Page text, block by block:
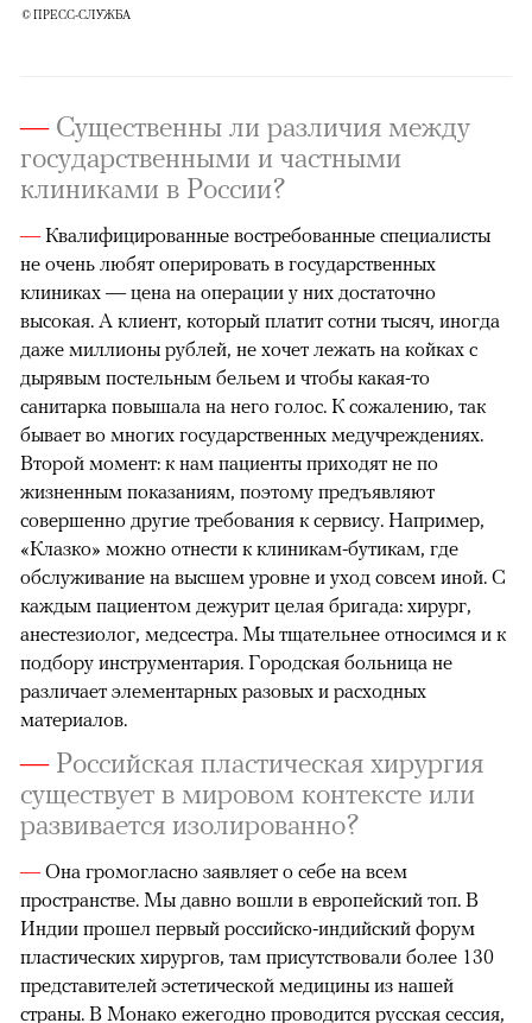
© ПРЕСС-СЛУЖБА
—Существенны ли различия между
государственными и частными
клиниками в России?
— Квалифицированные востребованные специалисты
не очень любят оперировать в государственных
клиниках — цена на операции у них достаточно
высокая. А клиент, который платит сотни тысяч, иногда
даже миллионы рублей, не хочет лежать на койках с
дырявым постельным бельем и чтобы какая-то
санитарка повышала на него голос. К сожалению, так
бывает во многих государственных медучреждениях.
Второй момент: к нам пациенты приходят не по
жизненным показаниям, поэтому предъявляют
совершенно другие требования к сервису. Например,
«Клазко» можно отнести к клиникам-бутикам, где
обслуживание на высшем уровне и уход совсем иной. С
каждым пациентом дежурит целая бригада: хирург,
анестезиолог, медсестра. Мы тщательнее относимся и к
подбору инструментария. Городская больница не
различает элементарных разовых и расходных
материалов.
—Российская пластическая хирургия
существует в мировом контексте или
развивается изолированно?
— Она громогласно заявляет о себе на всем
пространстве. Мы давно вошли в европейский топ. В
Индии прошел первый российско-индийский форум
пластических хирургов, там присутствовали более 130
представителей эстетической медицины из нашей
страны. В Монако ежегодно проводится русская сессия,